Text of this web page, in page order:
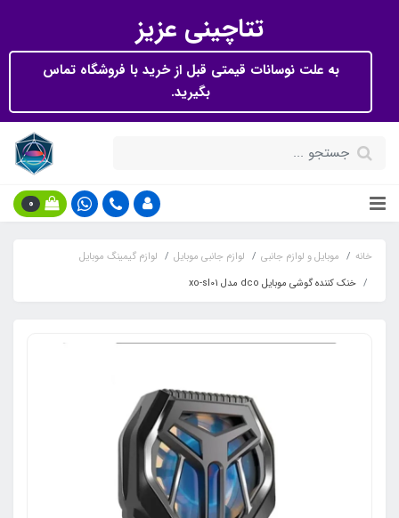
تتاچینی عزیز
به علت نوسانات قیمتی قبل از خرید با فروشگاه تماس
بگیرید.
0
خانه موبایل و لوازم جانبی لوازم جانبی موبایل
لوازم گیمینگ موبایل
خنک کننده گوشی موبایل dco مدل xo-sl01